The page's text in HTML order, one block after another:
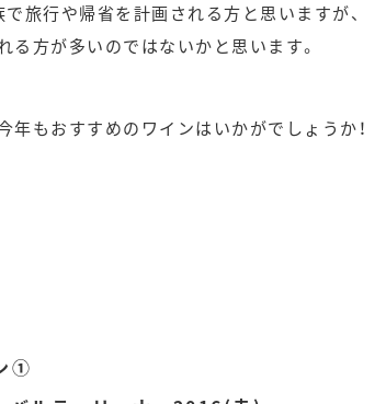
で旅行や帰省を計画される方と思いますが、
る方が多いのではないかと思います。
年もおすすめのワインはいかがでしょうか！
①